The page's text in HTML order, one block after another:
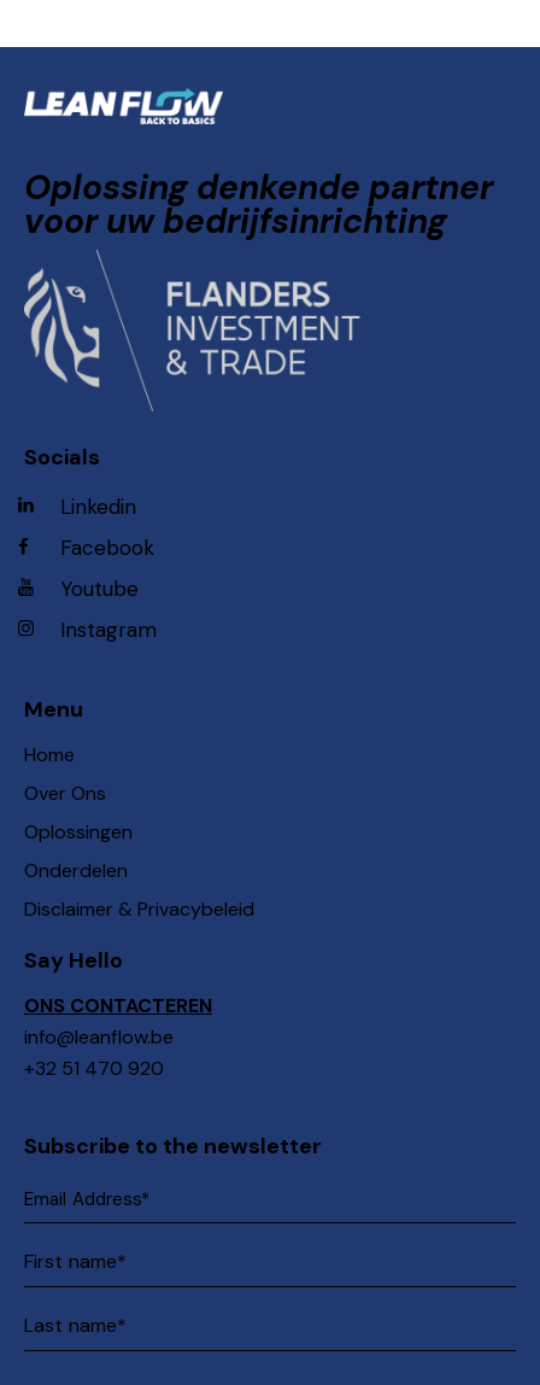
Oplossing denkende partner
voor uw bedrijfsinrichting
Socials
Linkedin
Facebook
Youtube
Instagram
Menu
Home
Over Ons
Oplossingen
Onderdelen
Disclaimer & Privacybeleid
Say Hello
ONS CONTACTEREN
info@leanflow.be
+32 51 470 920
Subscribe to the newsletter